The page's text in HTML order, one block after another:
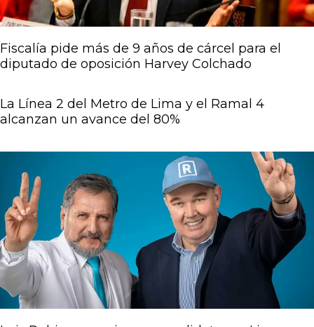
Fiscalía pide más de 9 años de cárcel para el
diputado de oposición Harvey Colchado
La Línea 2 del Metro de Lima y el Ramal 4
alcanzan un avance del 80%